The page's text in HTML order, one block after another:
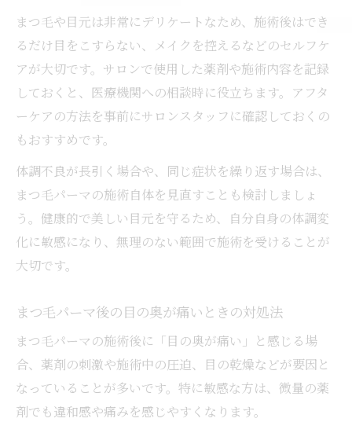
まつ毛や目元は非常にデリケートなため、施術後はでき
るだけ目をこすらない、メイクを控えるなどのセルフケ
アが大切です。サロンで使用した薬剤や施術内容を記録
しておくと、医療機関への相談時に役立ちます。アフタ
ーケアの方法を事前にサロンスタッフに確認しておくの
もおすすめです。
体調不良が長引く場合や、同じ症状を繰り返す場合は、
まつ毛パーマの施術自体を見直すことも検討しましょ
う。健康的で美しい目元を守るため、自分自身の体調変
化に敏感になり、無理のない範囲で施術を受けることが
大切です。
まつ毛パーマ後の目の奥が痛いときの対処法
まつ毛パーマの施術後に「目の奥が痛い」と感じる場
合、薬剤の刺激や施術中の圧迫、目の乾燥などが要因と
なっていることが多いです。特に敏感な方は、微量の薬
剤でも違和感や痛みを感じやすくなります。